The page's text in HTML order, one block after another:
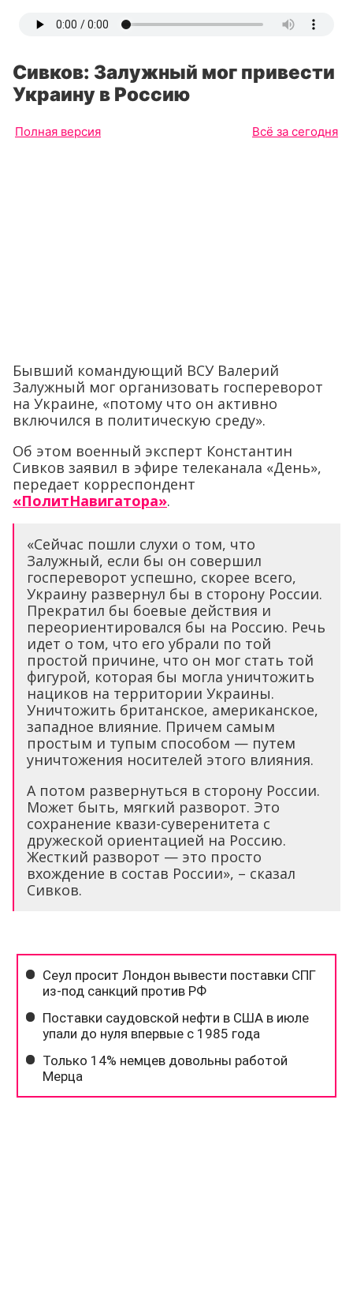
Сивков: Залужный мог привести
Украину в Россию
Полная версия Всё за сегодня
Бывший командующий ВСУ Валерий
Залужный мог организовать госпереворот
на Украине, «потому что он активно
включился в политическую среду».
Об этом военный эксперт Константин
Сивков заявил в эфире телеканала «День»,
передает корреспондент
«ПолитНавигатора».
«Сейчас пошли слухи о том, что
Залужный, если бы он совершил
госпереворот успешно, скорее всего,
Украину развернул бы в сторону России.
Прекратил бы боевые действия и
переориентировался бы на Россию. Речь
идет о том, что его убрали по той
простой причине, что он мог стать той
фигурой, которая бы могла уничтожить
нациков на территории Украины.
Уничтожить британское, американское,
западное влияние. Причем самым
простым и тупым способом — путем
уничтожения носителей этого влияния.
А потом развернуться в сторону России.
Может быть, мягкий разворот. Это
сохранение квази-суверенитета с
дружеской ориентацией на Россию.
Жесткий разворот — это просто
вхождение в состав России», – сказал
Сивков.